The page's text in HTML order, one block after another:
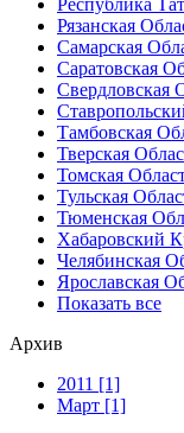
Республика
Рязанская
Самарская
Саратовская
Свердловская
Тамбовская
Тверская
Томская
Тульская
Тюменская
Хабаровский
Челябинская
Ярославская
Показать все
Архив
2011 [1]
Март [1]